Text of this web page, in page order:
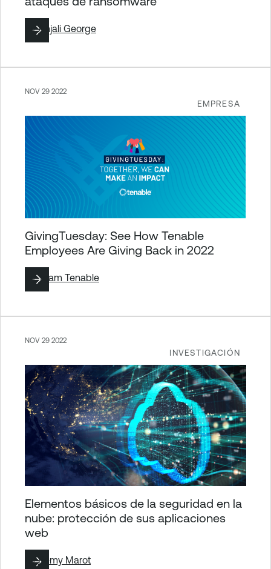
ByAnjali George
EMPRESA
NOV 29 2022
GivingTuesday: See How Tenable
Employees Are Giving Back in 2022
ByTeam Tenable
INVESTIGACIÓN
NOV 29 2022
Elementos básicos de la seguridad en la
nube: protección de sus aplicaciones
web
ByRémy Marot